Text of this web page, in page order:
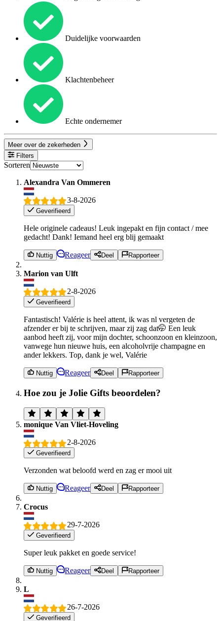
Duidelijke voorwaarden
Klachtenbeheer
Echte ondernemer
Meer over de zekerheden
Filters
Sorteren
Alexandra Van Ommeren
3-8-2026
Geverifieerd
Hele originele cadeaus! Leuk ingepakt en fijn contact / mee
gedacht! Dank! Iemand heel erg blij gemaakt
Nuttig Reageer Deel Rapporteer
Marion van Ulft
2-8-2026
Geverifieerd
Fantastisch! Valérie is heel attent, ik was nl vergeten de
afzender er bij te schrijven, maar zij zag dat🤭 Een leuk
aanbod heeft zij, voor mijn dochter, schoonzoon en kleinzoon,
vanwege hun nieuwe huis, een alcoholvrije champagne en
ander lekkers. Top, dank je wel, Valérie
Nuttig Reageer Deel Rapporteer
Hoe zou je Jolie Gifts beoordelen?
monique Van Vliet-Hoveling
2-8-2026
Geverifieerd
Verzonden wat beloofd werd en zag er mooi uit
Nuttig Reageer Deel Rapporteer
Crocus
29-7-2026
Geverifieerd
Super leuk pakket en goede service!
Nuttig Reageer Deel Rapporteer
L
26-7-2026
Geverifieerd